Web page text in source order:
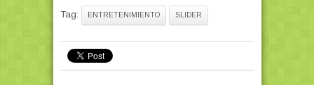
Tag: ENTRETENIMIENTO SLIDER